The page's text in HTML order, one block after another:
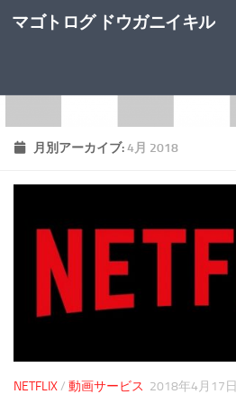
マゴトログ ドウガニイキル
月別アーカイブ:4月 2018
NETFLIX/ 動画サービス 2018年4月17日